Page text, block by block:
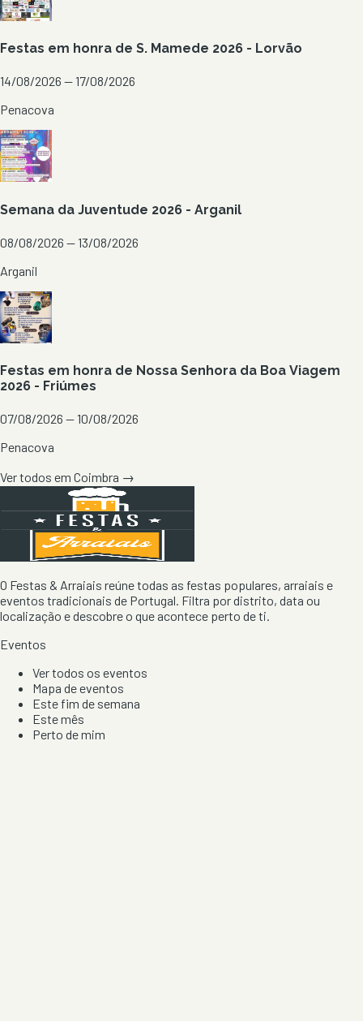
Festas em honra de S. Mamede 2026 - Lorvão
14/08/2026 — 17/08/2026
Penacova
Semana da Juventude 2026 - Arganil
08/08/2026 — 13/08/2026
Arganil
Festas em honra de Nossa Senhora da Boa Viagem
2026 - Friúmes
07/08/2026 — 10/08/2026
Penacova
Ver todos em Coimbra →
O Festas & Arraiais reúne todas as festas populares, arraiais e
eventos tradicionais de Portugal. Filtra por distrito, data ou
localização e descobre o que acontece perto de ti.
Eventos
Ver todos os eventos
Mapa de eventos
Este fim de semana
Este mês
Perto de mim